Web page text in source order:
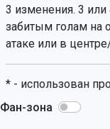
3 изменения. 3
забитым голам на
атаке или в
* - использован
Фан-зона